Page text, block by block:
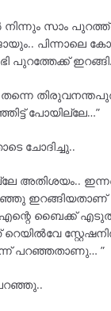
നിന്നും സാം പുറത്ത്
പിന്നാലെ
പുറത്തേക്ക്
തന്നെ
പോയില്ലേ…”
ചോദിച്ചു..
അതിശയം..
ഇറങ്ങിയതാണ്
എന്റെ ബൈക്ക്
പറഞ്ഞതാണു… ”